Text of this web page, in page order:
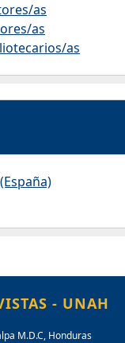
as
as
as
- UNAH
M.D.C, Honduras